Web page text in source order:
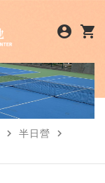
account_circle shopping_cart
navigate_next 半日營 navigate_next